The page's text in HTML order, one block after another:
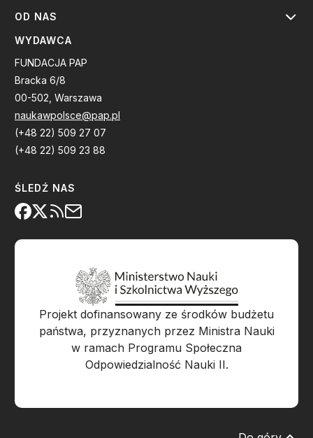
OD NAS
WYDAWCA
FUNDACJA PAP
Bracka 6/8
00-502, Warszawa
naukawpolsce@pap.pl
(+48 22) 509 27 07
(+48 22) 509 23 88
ŚLEDŹ NAS
Projekt dofinansowany ze środków budżetu
państwa, przyznanych przez Ministra Nauki
w ramach Programu Społeczna
Odpowiedzialność Nauki II.